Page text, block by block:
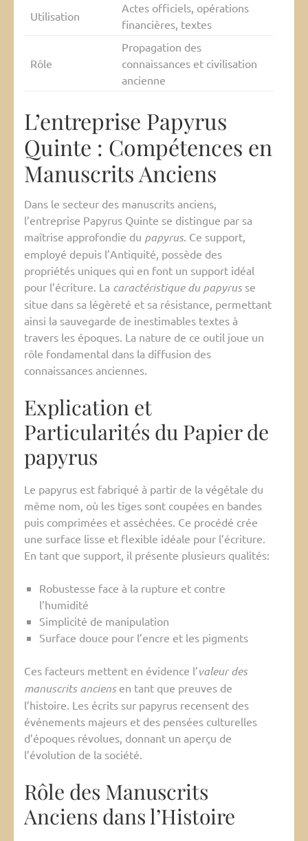
Utilisation
Actes officiels, opérations
financières, textes
Rôle
Propagation des
connaissances et civilisation
ancienne
L’entreprise Papyrus
Quinte : Compétences en
Manuscrits Anciens
Dans le secteur des manuscrits anciens,
l’entreprise Papyrus Quinte se distingue par sa
maîtrise approfondie du papyrus. Ce support,
employé depuis l’Antiquité, possède des
propriétés uniques qui en font un support idéal
pour l’écriture. La caractéristique du papyrusse
situe dans sa légèreté et sa résistance, permettant
ainsi la sauvegarde de inestimables textes à
travers les époques. La nature de ce outil joue un
rôle fondamental dans la diffusion des
connaissances anciennes.
Explication et
Particularités du Papier de
papyrus
Le papyrus est fabriqué à partir de la végétale du
même nom, où les tiges sont coupées en bandes
puis comprimées et asséchées. Ce procédé crée
une surface lisse et flexible idéale pour l’écriture.
En tant que support, il présente plusieurs qualités:
Robustesse face à la rupture et contre
l’humidité
Simplicité de manipulation
Surface douce pour l’encre et les pigments
Ces facteurs mettent en évidence l’valeur des
manuscrits anciensen tant que preuves de
l’histoire. Les écrits sur papyrus recensent des
événements majeurs et des pensées culturelles
d’époques révolues, donnant un aperçu de
l’évolution de la société.
Rôle des Manuscrits
Anciens dans l’Histoire